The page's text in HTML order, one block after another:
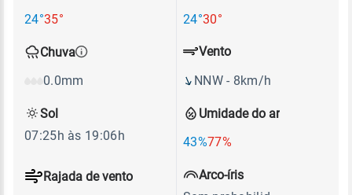
24°35°
24°30°
Chuva
0.0mm
Umidade do ar
43%77%
Vento
NNW - 8km/h
Rajada de vento
Sol
07:25h às 19:06h
Arco-íris